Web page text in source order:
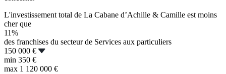
L'investissement total de La Cabane d’Achille & Camille est moins
cher que
11%
des franchises du secteur de Services aux particuliers
150 000 €
min 350 €
max 1 120 000 €